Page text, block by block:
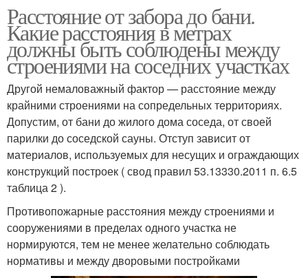
Расстояние от забора до бани.
Какие расстояния в метрах
должны быть соблюдены между
строениями на соседних участках
Другой немаловажный фактор — расстояние между
крайними строениями на сопредельных территориях.
Допустим, от бани до жилого дома соседа, от своей
парилки до соседской сауны. Отступ зависит от
материалов, используемых для несущих и ограждающих
конструкций построек ( свод правил 53.13330.2011 п. 6.5
таблица 2 ).
Противопожарные расстояния между строениями и
сооружениями в пределах одного участка не
нормируются, тем не менее желательно соблюдать
нормативы и между дворовыми постройками